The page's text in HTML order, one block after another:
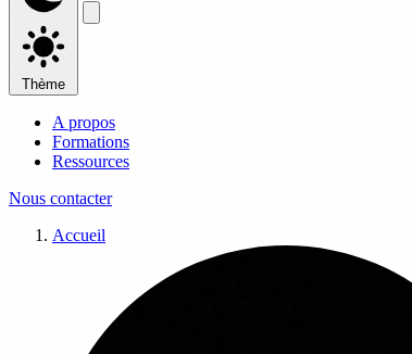
Thème
A propos
Formations
Ressources
Nous contacter
Accueil